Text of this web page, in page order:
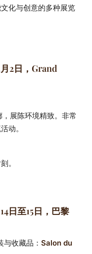
化与创意的多种展览
2日，Grand
展陈环境精致。非常
动。
。
日至15日，巴黎
收藏品： Salon du